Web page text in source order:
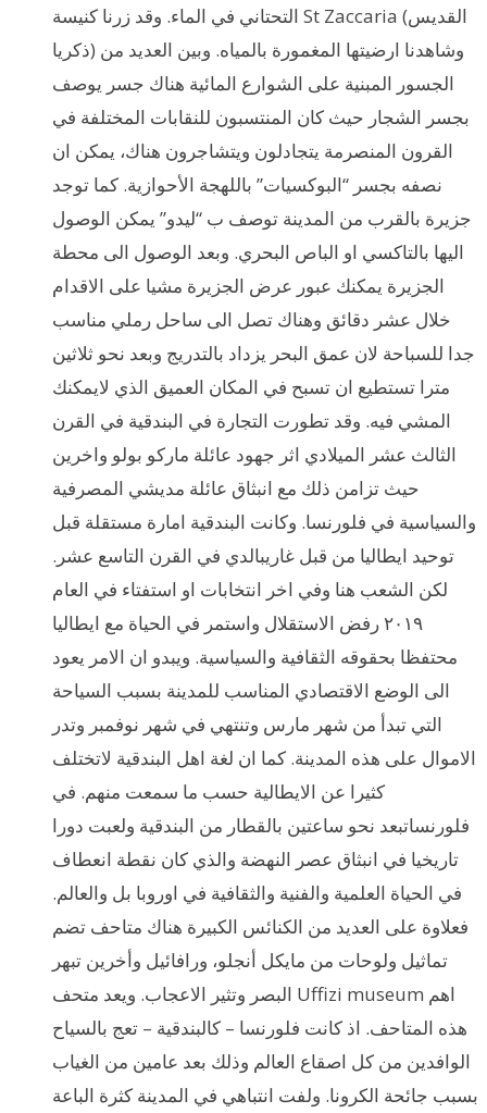
التحتاني في الماء. وقد زرنا كنيسة St Zaccaria (القديس
ذكريا) وشاهدنا ارضيتها المغمورة بالمياه. وبين العديد من
الجسور المبنية على الشوارع المائية هناك جسر يوصف
بجسر الشجار حيث كان المنتسبون للنقابات المختلفة في
القرون المنصرمة يتجادلون ويتشاجرون هناك، يمكن ان
نصفه بجسر “البوكسيات” باللهجة الأحوازية. كما توجد
جزيرة بالقرب من المدينة توصف ب “ليدو” يمكن الوصول
اليها بالتاكسي او الباص البحري. وبعد الوصول الى محطة
الجزيرة يمكنك عبور عرض الجزيرة مشيا على الاقدام
خلال عشر دقائق وهناك تصل الى ساحل رملي مناسب
جدا للسباحة لان عمق البحر يزداد بالتدريج وبعد نحو ثلاثين
مترا تستطيع ان تسبح في المكان العميق الذي لايمكنك
المشي فيه. وقد تطورت التجارة في البندقية في القرن
الثالث عشر الميلادي اثر جهود عائلة ماركو بولو واخرين
حيث تزامن ذلك مع انبثاق عائلة مديشي المصرفية
والسياسية في فلورنسا. وكانت البندقية امارة مستقلة قبل
توحيد ايطاليا من قبل غاريبالدي في القرن التاسع عشر.
لكن الشعب هنا وفي اخر انتخابات او استفتاء في العام
٢٠١٩ رفض الاستقلال واستمر في الحياة مع ايطاليا
محتفظا بحقوقه الثقافية والسياسية. ويبدو ان الامر يعود
الى الوضع الاقتصادي المناسب للمدينة بسبب السياحة
التي تبدأ من شهر مارس وتنتهي في شهر نوفمبر وتدر
الاموال على هذه المدينة. كما ان لغة اهل البندقية لاتختلف
كثيرا عن الايطالية حسب ما سمعت منهم. في
فلورنساتبعد نحو ساعتين بالقطار من البندقية ولعبت دورا
تاريخيا في انبثاق عصر النهضة والذي كان نقطة انعطاف
في الحياة العلمية والفنية والثقافية في اوروبا بل والعالم.
فعلاوة على العديد من الكنائس الكبيرة هناك متاحف تضم
تماثيل ولوحات من مايكل أنجلو، ورافائيل وأخرين تبهر
البصر وتثير الاعجاب. ويعد متحف Uffizi museum اهم
هذه المتاحف. اذ كانت فلورنسا – كالبندقية – تعج بالسياح
الوافدين من كل اصقاع العالم وذلك بعد عامين من الغياب
بسبب جائحة الكرونا. ولفت انتباهي في المدينة كثرة الباعة